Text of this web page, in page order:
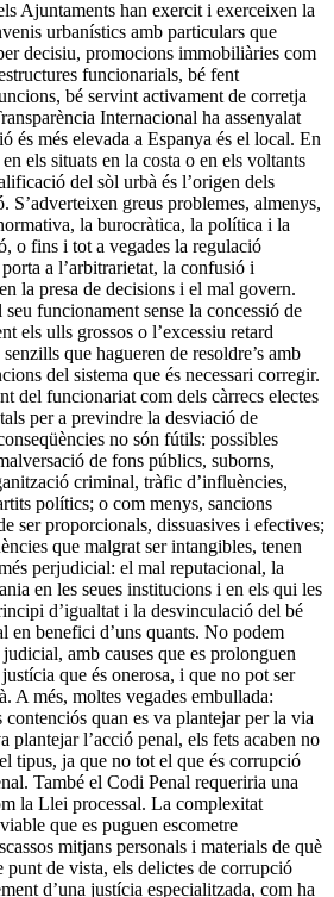
Ajuntaments han exercit i exerceixen la
urbanístics amb particulars que
decisiu, promocions immobiliàries com
funcionarials, bé fent
bé servint activament de corretja
Internacional ha assenyalat
és més elevada a Espanya és el local. En
els situats en la costa o en els voltants
del sòl urbà és l’origen dels
S’adverteixen greus problemes, almenys,
la burocràtica, la política i la
o fins i tot a vegades la regulació
a l’arbitrarietat, la confusió i
la presa de decisions i el mal govern.
funcionament sense la concessió de
els ulls grossos o l’excessiu retard
que hagueren de resoldre’s amb
del sistema que és necessari corregir.
del funcionariat com dels càrrecs electes
per a previndre la desviació de
no són fútils: possibles
de fons públics, suborns,
criminal, tràfic d’influències,
polítics; o com menys, sancions
ser proporcionals, dissuasives i efectives;
que malgrat ser intangibles, tenen
perjudicial: el mal reputacional, la
en les seues institucions i en els qui les
d’igualtat i la desvinculació del bé
en benefici d’uns quants. No podem
amb causes que es prolonguen
que és onerosa, i que no pot ser
A més, moltes vegades embullada:
contenciós quan es va plantejar per la via
plantejar l’acció penal, els fets acaben no
tipus, ja que no tot el que és corrupció
També el Codi Penal requeriria una
la Llei processal. La complexitat
que es puguen escometre
mitjans personals i materials de què
punt de vista, els delictes de corrupció
d’una justícia especialitzada, com ha